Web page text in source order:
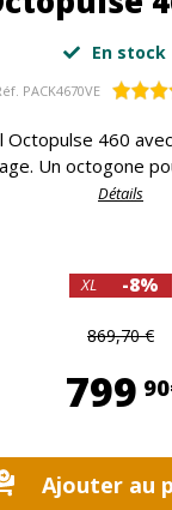
En stock
PACK4670VE
Octopulse 460
Un octogone
Détails
XL -8%
869,70 €
799
Ajouter au